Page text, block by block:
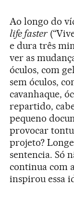
Ao longo do
life faster
e dura três
ver as
óculos, com
sem óculos,
cavanhaque,
repartido,
pequeno
provocar
projeto?
sentencia. Só
continua com
inspirou essa